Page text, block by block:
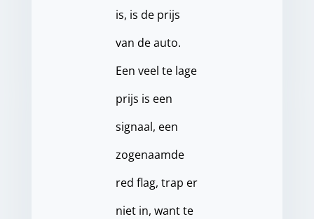
is, is de prijs
van de auto.
Een veel te lage
prijs is een
signaal, een
zogenaamde
red flag, trap er
niet in, want te